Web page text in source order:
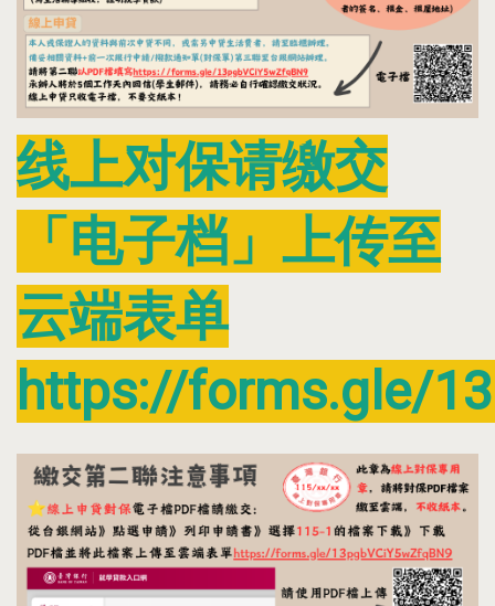
线上对保请缴交
「电子档」上传至
云端表单
https://forms.gle/